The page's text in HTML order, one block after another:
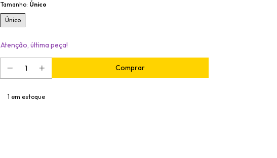
Tamanho: Único
Único
Atenção, última peça!
1 em estoque